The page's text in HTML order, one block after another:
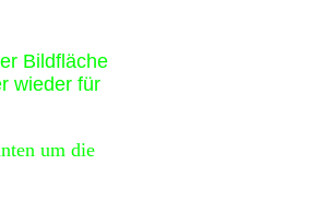
Bildfläche
wieder für
um die